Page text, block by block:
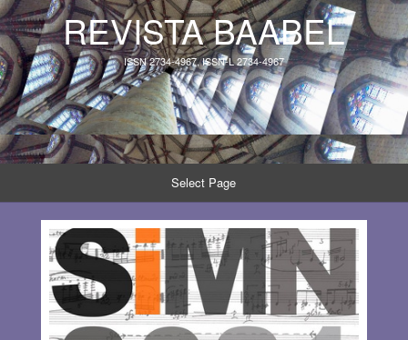
REVISTA BAABEL
ISSN 2734-4967, ISSN-L 2734-4967
Select Page